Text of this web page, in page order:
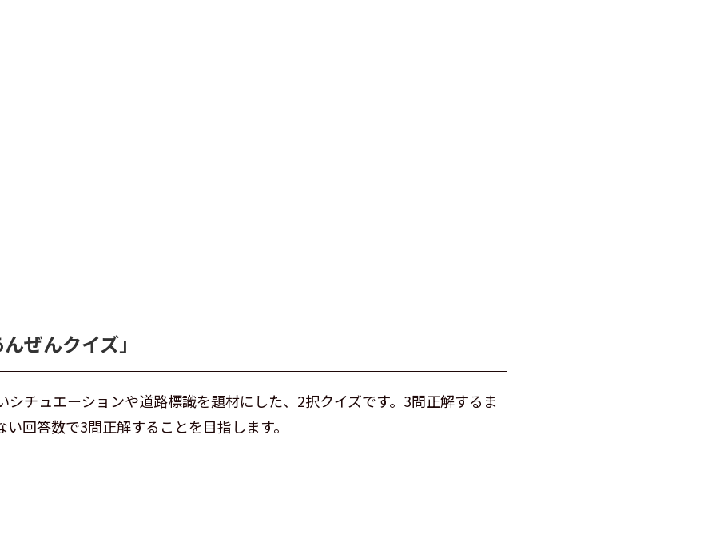
ぜんクイズ」
シチュエーションや道路標識を題材にした、2択クイズです。3問正解するま
回答数で3問正解することを目指します。